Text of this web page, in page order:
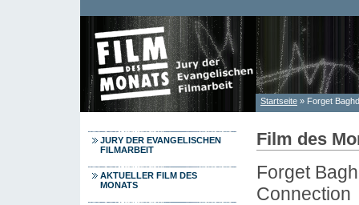
Sie sind hier
Startseite » Forget
JURY DER EVANGELISCHEN
FILMARBEIT
AKTUELLER FILM DES
MONATS
Film des
Forget
Connection